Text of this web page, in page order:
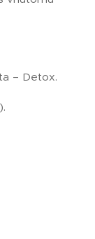
– Detox.